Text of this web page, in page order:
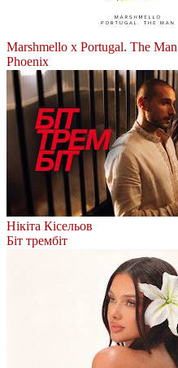
Marshmello x Portugal. The Man
Phoenix
Нікіта Кісельов
Біт трембіт